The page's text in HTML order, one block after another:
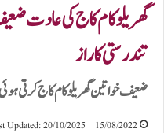
گھریلو کام کاج کی عادت
تندرستی کا راز
ضعیف خواتین گھریلو کام کاج کرتی
15/08/2022
Updated: 20/10/2025